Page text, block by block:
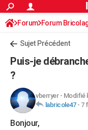
ACTUALITÉS
Politique
Société
Faits Divers
Education
Monde
Villes
+
Programme TV
TNTStreaming
Cinéma
Sorties cinéma
Musique
+FINANCE
Retraite
Impôts
Epargne
Immobilier
Risques naturels par ville
Banque
Assurance
Crédit
AUTO
Essais
Réserver un essai
Citadines
Berlines
SUV
Forum auto
HIGH-TECH
Forum Forum
Sujet Précédent
Puis-je
?
vberryer- Modifié
labricole47- 7
Bonjour,